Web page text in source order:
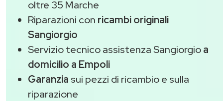
oltre 35 Marche
Riparazioni con ricambi originali
Sangiorgio
Servizio tecnico assistenza Sangiorgioa
domicilio a Empoli
Garanzia sui pezzi di ricambio e sulla
riparazione